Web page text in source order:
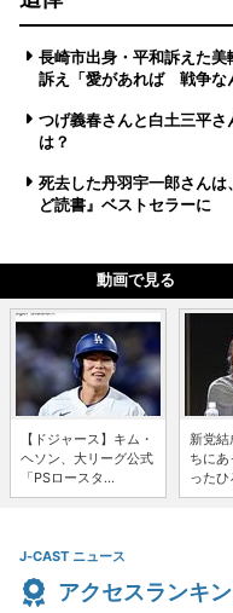
長崎市出身・平和訴えた
訴え「愛があれば 戦争な
つげ義春さんと白土三平
は？
死去した丹羽宇一郎さん
ど読書』ベストセラーに
動画で見る
【ドジャース】キム・
ヘソン、大リーグ公式
「PSロースタ...
新党結
ちに
ったひ
J-CAST ニュース
アクセスランキ